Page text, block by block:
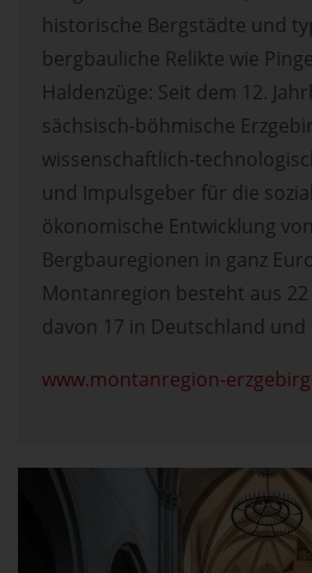
historische Bergstädte und
bergbauliche Relikte wie
Haldenzüge: Seit dem 12.
sächsisch-böhmische
wissenschaftlich-
und Impulsgeber für die
ökonomische Entwicklung von
Bergbauregionen in ganz
Montanregion besteht aus
davon 17 in Deutschland und
www.montanregion-